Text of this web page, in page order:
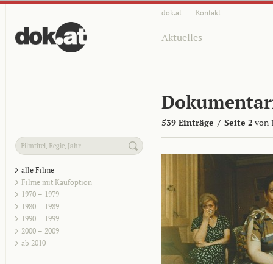
dok.at Kontakt
Aktuelles
539 Einträge / Seite 2 von
alle Filme
Filme mit Kaufoption
1970 – 1979
1980 – 1989
1990 – 1999
2000 – 2009
ab 2010